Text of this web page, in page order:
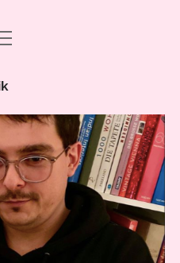
BABY!
FOLGEN
UNS
BOOKING